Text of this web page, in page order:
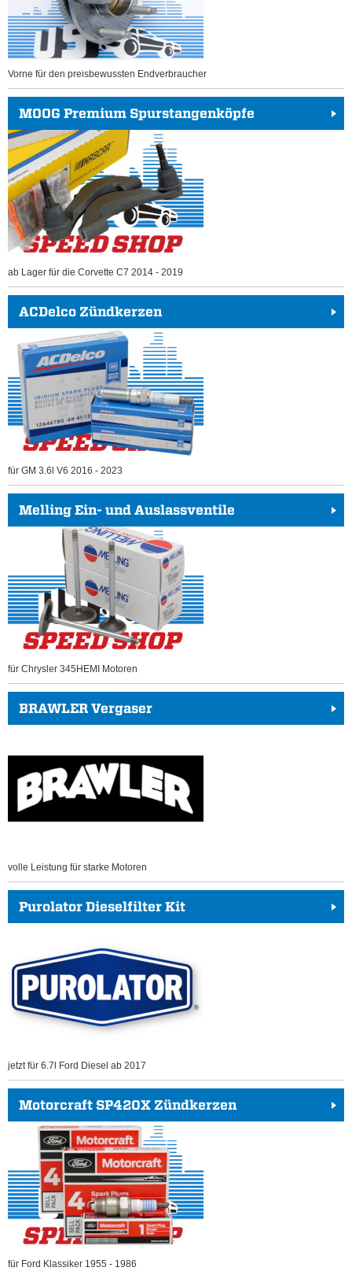
Vorne für den preisbewussten Endverbraucher
MOOG Premium Spurstangenköpfe
ab Lager für die Corvette C7 2014 - 2019
ACDelco Zündkerzen
für GM 3.6l V6 2016 - 2023
Melling Ein- und Auslassventile
für Chrysler 345HEMI Motoren
BRAWLER Vergaser
volle Leistung für starke Motoren
Purolator Dieselfilter Kit
jetzt für 6.7l Ford Diesel ab 2017
Motorcraft SP420X Zündkerzen
für Ford Klassiker 1955 - 1986